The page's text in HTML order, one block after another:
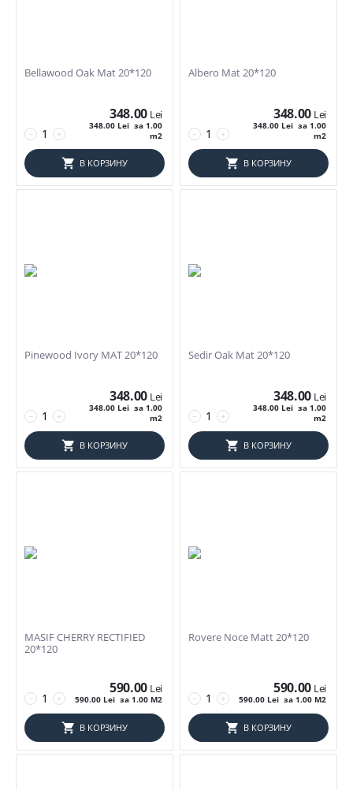
Bellawood Oak Mat 20*120
+
−
348.00 Lei
348.00 Lei за 1.00
m2
В КОРЗИНУ
Albero Mat 20*120
+
−
348.00 Lei
348.00 Lei за 1.00
m2
В КОРЗИНУ
Pinewood Ivory MAT 20*120
+
−
348.00 Lei
348.00 Lei за 1.00
m2
В КОРЗИНУ
Sedir Oak Mat 20*120
+
−
348.00 Lei
348.00 Lei за 1.00
m2
В КОРЗИНУ
MASIF CHERRY RECTIFIED
20*120
+
−
590.00 Lei
590.00 Lei за 1.00 M2
В КОРЗИНУ
Rovere Noce Matt 20*120
+
−
590.00 Lei
590.00 Lei за 1.00 M2
В КОРЗИНУ